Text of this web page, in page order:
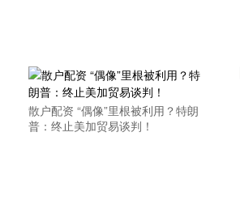
散户配资 “偶像”里根被利用？特朗
普：终止美加贸易谈判！